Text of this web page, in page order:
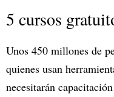
5 cursos
Unos 450 millones de
quienes usan
necesitarán